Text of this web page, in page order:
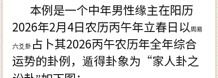
本例是一个中年男性缘主在阳历
2026年2月4日农历丙午年立春日以周易
六爻卦 占卜其2026丙午农历年全年综合
运势的卦例，遁得卦象为“家人卦之